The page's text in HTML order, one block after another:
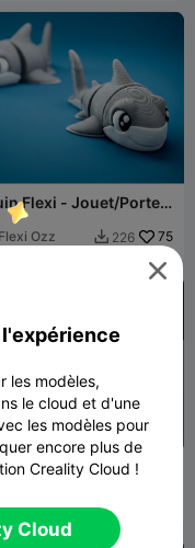
Flexi - Jouet/Porte-
Ozz  226 75
Féminin 13

les modèles,
le cloud et d'une
les modèles pour
encore plus de
Creality Cloud !
Cloud